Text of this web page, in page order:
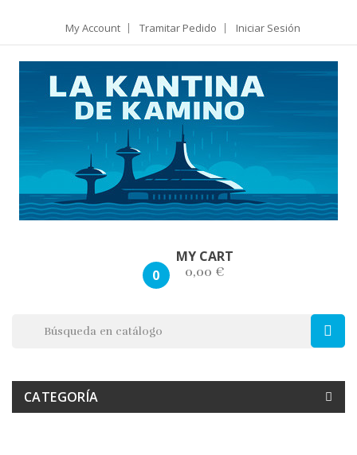
My Account Tramitar Pedido Iniciar Sesión
MY CART
0
0,00 €
CATEGORÍA